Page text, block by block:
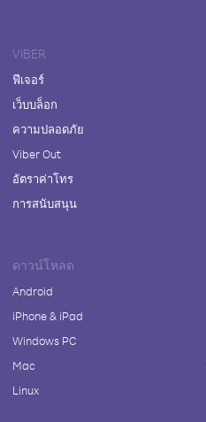
VIBER
ฟีเจอร์
เว็บบล็อก
ความปลอดภัย
Viber Out
อัตราค่าโทร
การสนับสนุน
ดาวน์โหลด
Android
iPhone & iPad
Windows PC
Mac
Linux